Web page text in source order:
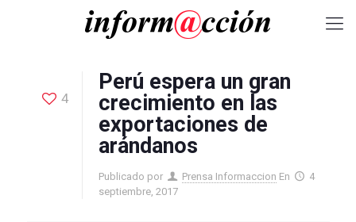
4
Perú espera un gran
crecimiento en las
exportaciones de
arándanos
Publicado por Prensa Informaccion En
4
septiembre, 2017